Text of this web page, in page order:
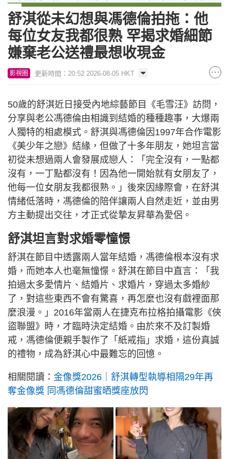
舒淇從未幻想與馮德倫拍拖：他
每位女友我都很熟 罕揭求婚細節
嫌棄老公送禮最想收現金
影視圈 更新時間：20:52 2026-08-05 HKT
50歲的舒淇近日接受內地綜藝節目《毛雪汪》訪問，
分享與老公馮德倫由相識到結婚的種種趣事，大爆兩
人獨特的相處模式。舒淇與馮德倫因1997年合作電影
《美少年之戀》結緣，但做了十多年朋友，她坦言當
初從未想過兩人會發展成戀人：「完全沒有，一點都
沒有，一丁點都沒有！因為他一開始就有女朋友了，
他每一位女朋友我都很熟。」後來因緣際會，在舒淇
情緒低落時，馮德倫的陪伴讓兩人自然走近，並由男
方主動提出交往，才正式從摯友昇華為愛侶。
舒淇坦言對求婚零憧憬
舒淇在節目中透露兩人當年結婚，馮德倫根本沒有求
婚，而她本人也毫無憧憬。舒淇在節目中直言：「我
拍過太多愛情片、結婚片、求婚片，穿過太多婚紗
了，對這些東西不會有驚喜，再怎麼也沒有戲裡面那
麼浪漫。」2016年當兩人在捷克布拉格拍攝電影《俠
盜聯盟》時，才臨時決定結婚。由於來不及訂製婚
戒，馮德倫便親手製作了「紙戒指」求婚，這份真誠
的禮物，成為舒淇心中最難忘的回憶。
相關閱讀： 金像獎2026｜舒淇轉型執導相隔29年再
奪金像獎 同馮德倫甜蜜晒獎座放閃